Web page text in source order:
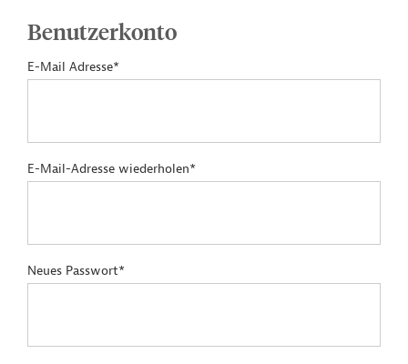
Benutzerkonto
E-Mail Adresse*
E-Mail-Adresse wiederholen*
Neues Passwort*